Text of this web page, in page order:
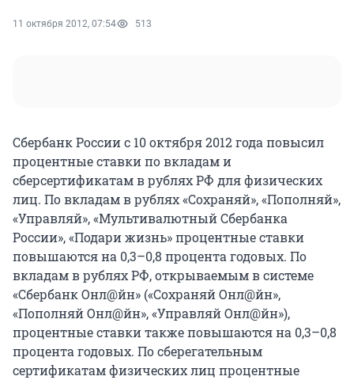
11 октября 2012, 07:54 513
Сбербанк России с 10 октября 2012 года повысил
процентные ставки по вкладам и
сберсертификатам в рублях РФ для физических
лиц. По вкладам в рублях «Сохраняй», «Пополняй»,
«Управляй», «Мультивалютный Сбербанка
России», «Подари жизнь» процентные ставки
повышаются на 0,3–0,8 процента годовых. По
вкладам в рублях РФ, открываемым в системе
«Сбербанк Онл@йн» («Сохраняй Онл@йн»,
«Пополняй Онл@йн», «Управляй Онл@йн»),
процентные ставки также повышаются на 0,3–0,8
процента годовых. По сберегательным
сертификатам физических лиц процентные